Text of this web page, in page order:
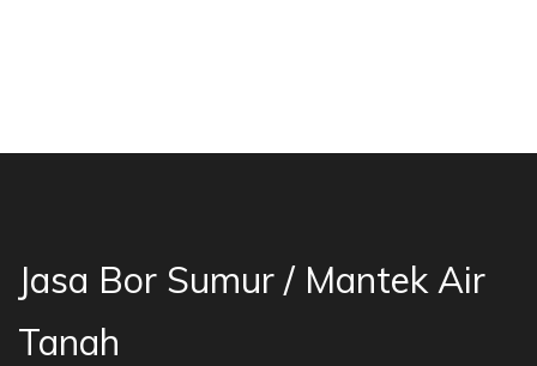
Jasa Bor Sumur / Mantek Air
Tanah